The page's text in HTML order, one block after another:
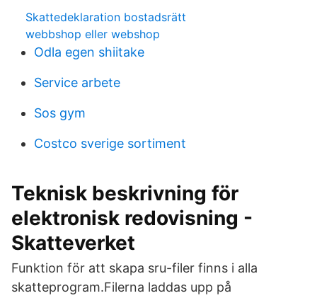
Skattedeklaration bostadsrätt
webbshop eller webshop
Odla egen shiitake
Service arbete
Sos gym
Costco sverige sortiment
Teknisk beskrivning för
elektronisk redovisning -
Skatteverket
Funktion för att skapa sru-filer finns i alla
skatteprogram.Filerna laddas upp på